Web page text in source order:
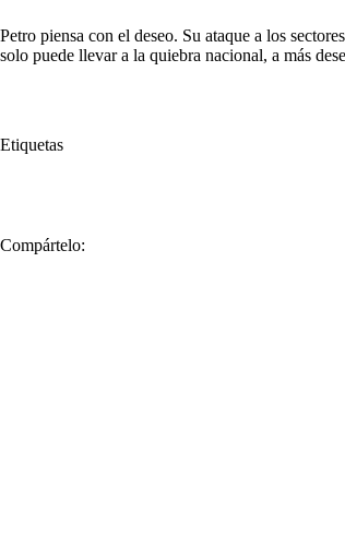
Petro piensa con el deseo. Su ataque a los
solo puede llevar a la quiebra nacional, a más
Etiquetas
Compártelo: